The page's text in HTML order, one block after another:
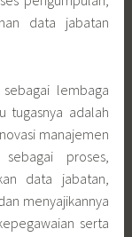
menyajikannya
serta
Analisis Jabatan
analisis
untuk meneliti,
tertentu,
setiap komponen